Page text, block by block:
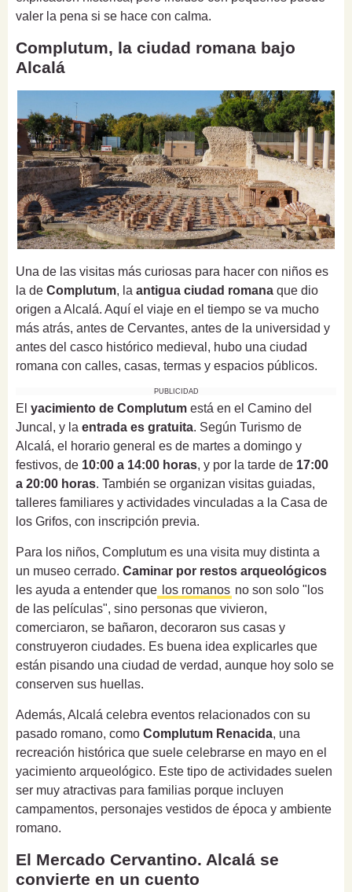
valer la pena si se hace con calma.
Complutum, la ciudad romana bajo
Alcalá
Una de las visitas más curiosas para hacer con niños es
la de Complutum, la antigua ciudad romana que dio
origen a Alcalá. Aquí el viaje en el tiempo se va mucho
más atrás, antes de Cervantes, antes de la universidad y
antes del casco histórico medieval, hubo una ciudad
romana con calles, casas, termas y espacios públicos.
PUBLICIDAD
El yacimiento de Complutum está en el Camino del
Juncal, y la entrada es gratuita. Según Turismo de
Alcalá, el horario general es de martes a domingo y
festivos, de 10:00 a 14:00 horas, y por la tarde de 17:00
a 20:00 horas. También se organizan visitas guiadas,
talleres familiares y actividades vinculadas a la Casa de
los Grifos, con inscripción previa.
Para los niños, Complutum es una visita muy distinta a
un museo cerrado. Caminar por restos arqueológicos
les ayuda a entender que los romanos no son solo "los
de las películas", sino personas que vivieron,
comerciaron, se bañaron, decoraron sus casas y
construyeron ciudades. Es buena idea explicarles que
están pisando una ciudad de verdad, aunque hoy solo se
conserven sus huellas.
Además, Alcalá celebra eventos relacionados con su
pasado romano, como Complutum Renacida, una
recreación histórica que suele celebrarse en mayo en el
yacimiento arqueológico. Este tipo de actividades suelen
ser muy atractivas para familias porque incluyen
campamentos, personajes vestidos de época y ambiente
romano.
El Mercado Cervantino. Alcalá se
convierte en un cuento